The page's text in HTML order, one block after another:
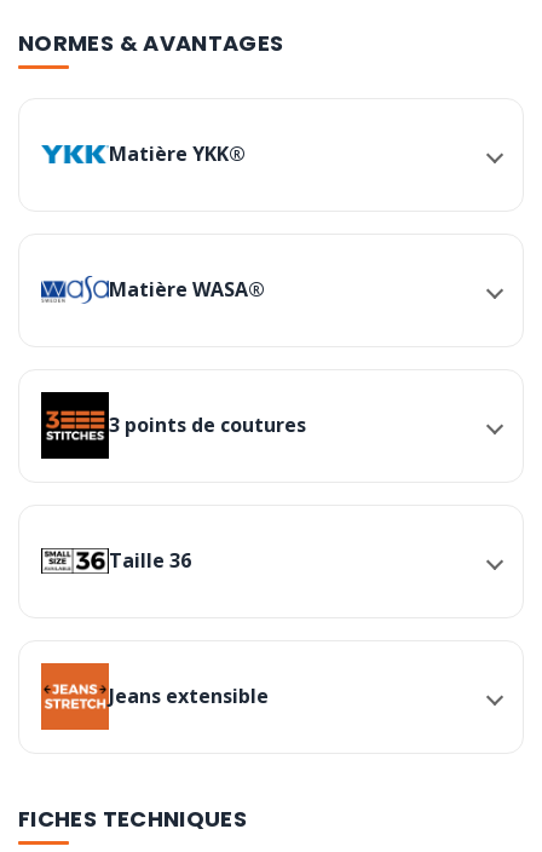
NORMES & AVANTAGES
Matière YKK®
Matière WASA®
3 points de coutures
Taille 36
Jeans extensible
FICHES TECHNIQUES